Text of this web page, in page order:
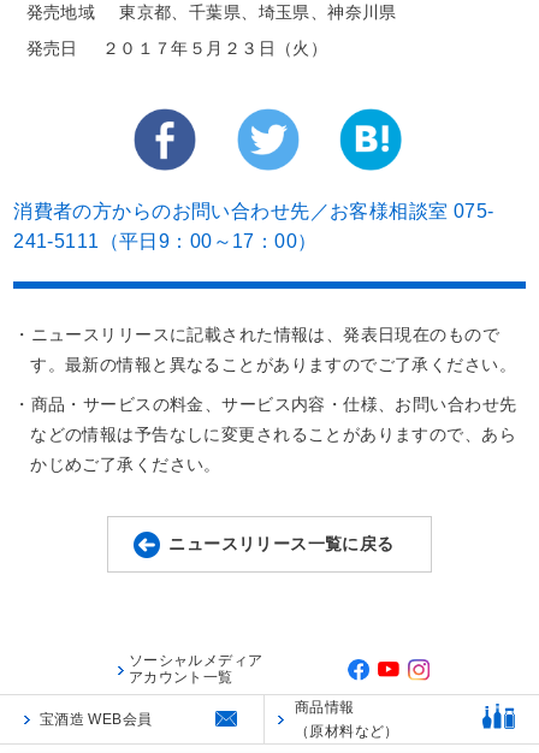
発売地域
東京都、千葉県、埼玉県、神奈川県
発売日
２０１７年５月２３日（火）
消費者の方からのお問い合わせ先／お客様相談室 075-
241-5111（平日9：00～17：00）
・ニュースリリースに記載された情報は、発表日現在のもので
す。最新の情報と異なることがありますのでご了承ください。
・商品・サービスの料金、サービス内容・仕様、お問い合わせ先
などの情報は予告なしに変更されることがありますので、あら
かじめご了承ください。
ニュースリリース一覧に戻る
ソーシャルメディア
アカウント一覧
宝酒造 WEB会員
商品情報
（原材料など）